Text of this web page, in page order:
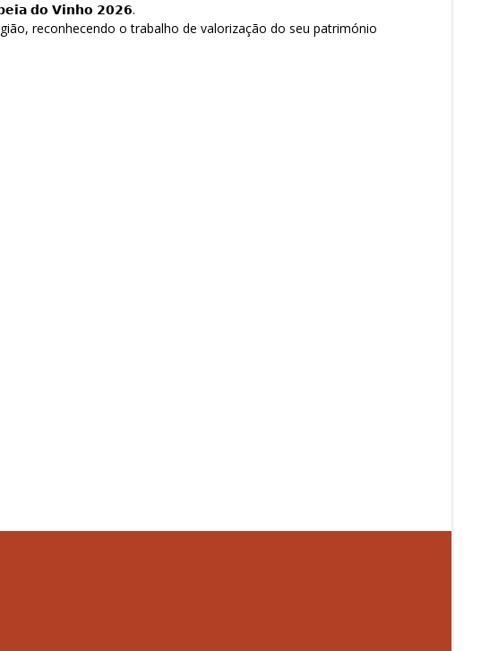
𝗱𝗼 𝗩𝗶𝗻𝗵𝗼 𝟮𝟬𝟮𝟲.
reconhecendo o trabalho de valorização do seu património